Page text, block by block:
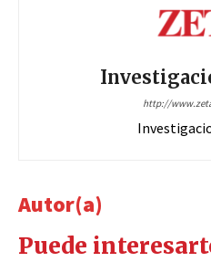
http://
Autor(a)
Puede